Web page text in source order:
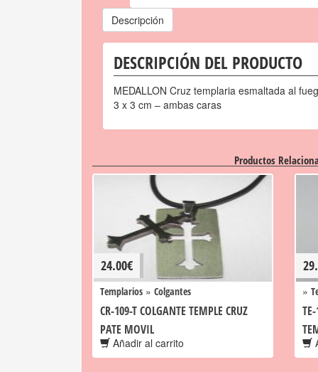
Descripción
DESCRIPCIÓN DEL PRODUCTO
MEDALLON Cruz templaria esmaltada al
3 x 3 cm – ambas caras
Productos
24.00€
Templarios » Colgantes
CR-109-T COLGANTE TEMPLE CRUZ
PATE MOVIL
Añadir al carrito
»